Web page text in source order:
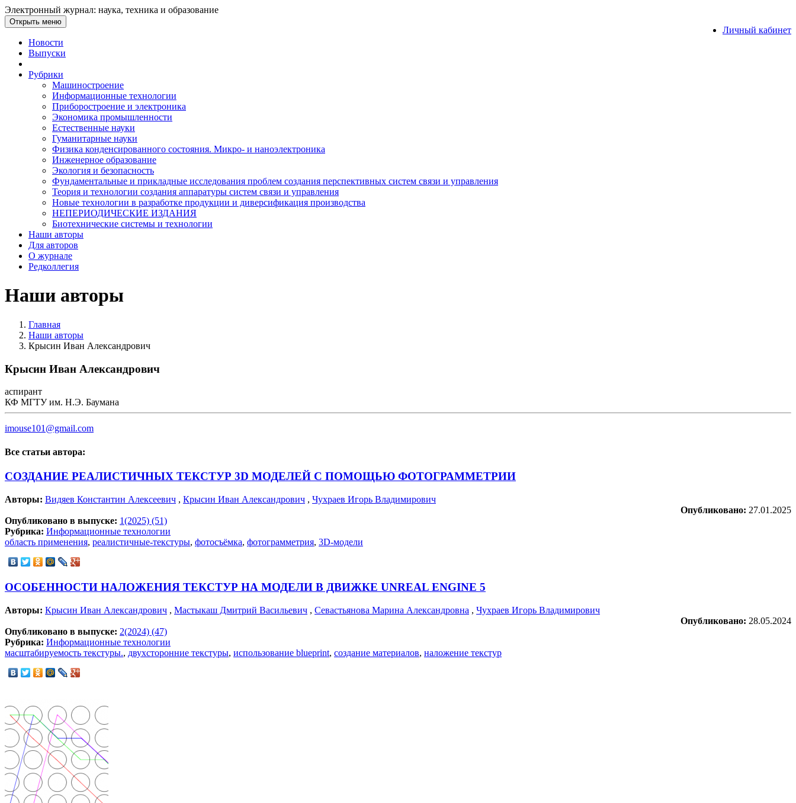
Электронный журнал: наука, техника и образование
Личный кабинет
Открыть меню
Новости
Выпуски
Рубрики
Машиностроение
Информационные технологии
Приборостроение и электроника
Экономика промышленности
Естественные науки
Гуманитарные науки
Физика конденсированного состояния. Микро- и наноэлектроника
Инженерное образование
Экология и безопасность
Фундаментальные и прикладные исследования проблем создания перспективных систем связи и управления
Теория и технологии создания аппаратуры систем связи и управления
Новые технологии в разработке продукции и диверсификация производства
НЕПЕРИОДИЧЕСКИЕ ИЗДАНИЯ
Биотехнические системы и технологии
Наши авторы
Для авторов
О журнале
Редколлегия
Наши авторы
Главная
Наши авторы
Крысин Иван Александрович
Крысин Иван Александрович
аспирант
КФ МГТУ им. Н.Э. Баумана
imouse101@gmail.com
Все статьи автора:
СОЗДАНИЕ РЕАЛИСТИЧНЫХ ТЕКСТУР 3D МОДЕЛЕЙ С ПОМОЩЬЮ ФОТОГРАММЕТРИИ
Авторы: Видяев Константин Алексеевич , Крысин Иван Александрович , Чухраев Игорь Владимирович
Опубликовано: 27.01.2025
Опубликовано в выпуске: 1(2025) (51)
Рубрика: Информационные технологии
область применения, реалистичные-текстуры, фотосъёмка, фотограмметрия, 3D-модели
ОСОБЕННОСТИ НАЛОЖЕНИЯ ТЕКСТУР НА МОДЕЛИ В ДВИЖКЕ UNREAL ENGINE 5
Авторы: Крысин Иван Александрович , Мастыкаш Дмитрий Васильевич , Севастьянова Марина Александровна , Чухраев Игорь Владимирович
Опубликовано: 28.05.2024
Опубликовано в выпуске: 2(2024) (47)
Рубрика: Информационные технологии
масштабируемость текстуры., двухсторонние текстуры, использование blueprint, создание материалов, наложение текстур